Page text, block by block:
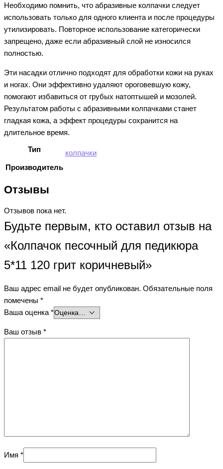
Необходимо помнить, что абразивные колпачки следует
использовать только для одного клиента и после процедуры
утилизировать. Повторное использование категорически
запрещено, даже если абразивный слой не износился
полностью.
Эти насадки отлично подходят для обработки кожи на руках
и ногах. Они эффективно удаляют ороговевшую кожу,
помогают избавиться от грубых натоптышей и мозолей.
Результатом работы с абразивными колпачками станет
гладкая кожа, а эффект процедуры сохранится на
длительное время.
Тип
колпачки
Производитель
Отзывы
Отзывов пока нет.
Будьте первым, кто оставил отзыв на
«Колпачок песочный для педикюра
5*11 120 грит коричневый»
Ваш адрес email не будет опубликован. Обязательные поля
помечены *
Ваша оценка *
Ваш отзыв *
Имя *